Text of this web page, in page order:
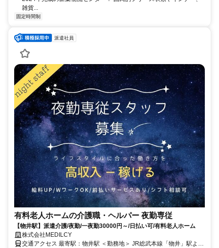
雑貨...
固定時間制
派遣社員
有料老人ホームの介護職・ヘルパー 夜勤専従
【物井駅】派遣介護/夜勤/一夜勤30000円～/日払い可/有料老人ホーム
株式会社MEDILCY
交通アクセス 最寄駅：物井駅 ＜勤務地＞ JR総武本線「物井」駅より